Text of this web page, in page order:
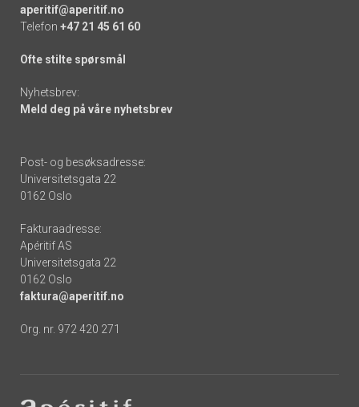
aperitif@aperitif.no
Telefon +47 21 45 61 60
Ofte stilte spørsmål
Nyhetsbrev:
Meld deg på våre nyhetsbrev
Post- og besøksadresse:
Universitetsgata 22
0162 Oslo
Fakturaadresse:
Apéritif AS
Universitetsgata 22
0162 Oslo
faktura@aperitif.no
Org. nr. 972 420 271